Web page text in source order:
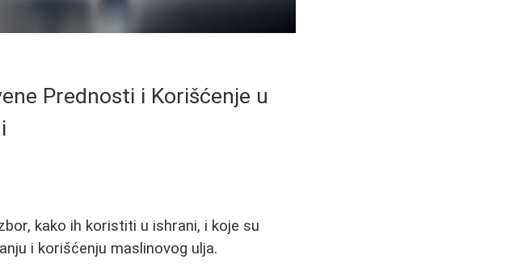
Prednosti i Korišćenje u
kako ih koristiti u ishrani, i koje su
i korišćenju maslinovog ulja.